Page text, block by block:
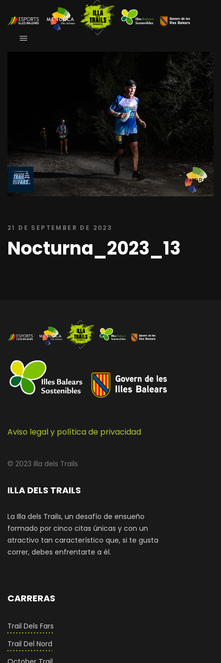
21 DE SEPTEMBER DE 2023
Nocturna_2023_13
Aviso legal y política de privacidad
© 2023 Illa dels Trails
ILLA DELS TRAILS
La Illa dels Trails, un desafío de ensueño
formado por cinco citas únicas y con un
atractivo tan característico que, si te gusta
correr, debes enfrentarte a él.
CARRERAS
Trail Dels Fars
Trail Del Nord